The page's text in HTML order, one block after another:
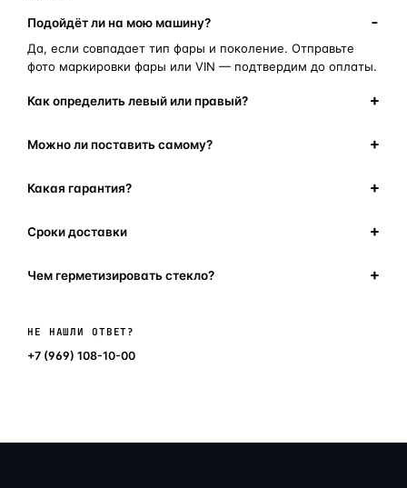
Подойдёт ли на мою машину?
Да, если совпадает тип фары и поколение. Отправьте
фото маркировки фары или VIN — подтвердим до оплаты.
Как определить левый или правый?
Можно ли поставить самому?
Какая гарантия?
Сроки доставки
Чем герметизировать стекло?
НЕ НАШЛИ ОТВЕТ?
+7 (969) 108-10-00